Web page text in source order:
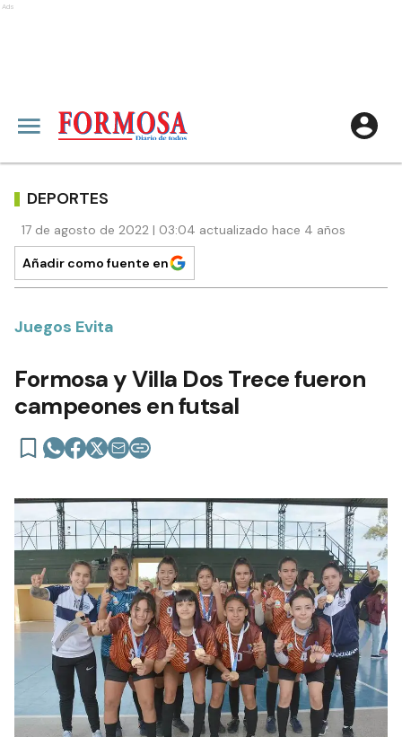
Ads
DEPORTES
17 de agosto de 2022 | 03:04 actualizado hace 4 años
Añadir como fuente en
Juegos Evita
Formosa y Villa Dos Trece fueron
campeones en futsal